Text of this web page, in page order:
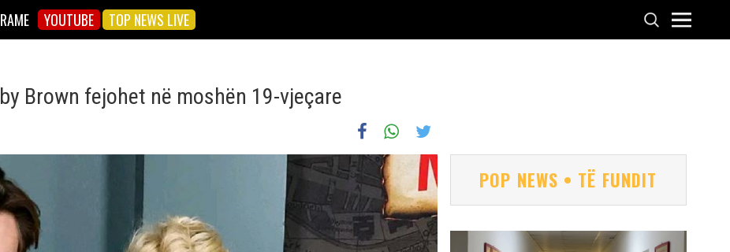
YOUTUBE TOP NEWS LIVE
Brown fejohet në moshën 19-vjeçare
POP NEWS • TË FUNDIT